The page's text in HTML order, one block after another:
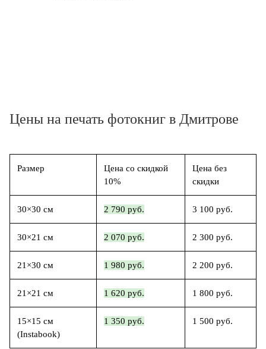
Цены на печать фотокниг в Дмитрове
Размер
Цена со скидкой
10%
Цена без
скидки
30×30 см 2 790 руб. 3 100 руб.
30×21 см 2 070 руб. 2 300 руб.
21×30 см 1 980 руб. 2 200 руб.
21×21 см 1 620 руб. 1 800 руб.
15×15 см
(Instabook)
1 350 руб. 1 500 руб.